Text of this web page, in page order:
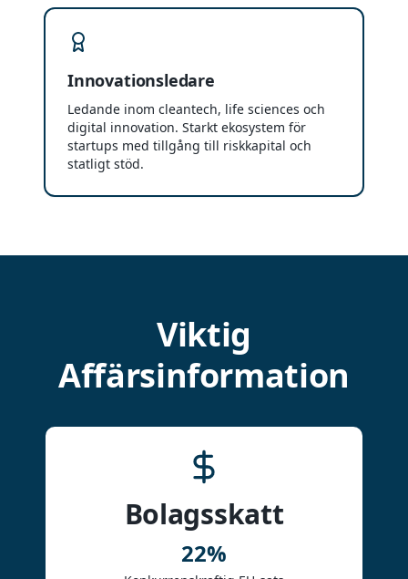
Innovationsledare
Ledande inom cleantech, life sciences och
digital innovation. Starkt ekosystem för
startups med tillgång till riskkapital och
statligt stöd.
Viktig
Affärsinformation
Bolagsskatt
22%